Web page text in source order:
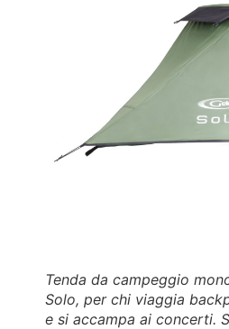
Tenda da campeggio
Solo, per chi viaggia
e si accampa ai concerti.